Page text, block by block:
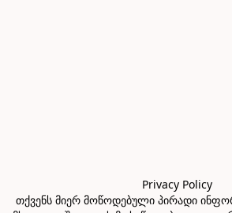
Privacy Policy
თქვენს მიერ მოწოდებული პირადი